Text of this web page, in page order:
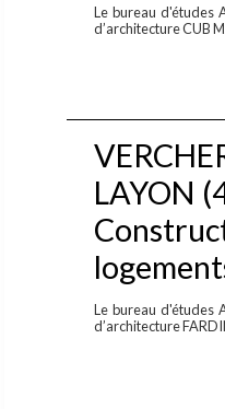
Le bureau d'études
d’architecture CUB
LAYON
Le bureau d'études
d’architecture